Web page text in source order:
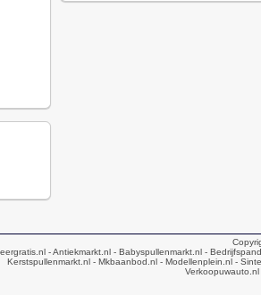
- Antiekmarkt.nl - Babyspullenmarkt.nl -
Kerstspullenmarkt.nl- Mkbaanbod.nl- Modellenplein.nl-
Verkoopuwauto.nl